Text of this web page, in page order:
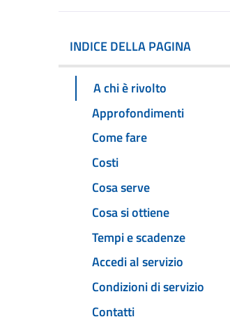
INDICE DELLA PAGINA
A chi è rivolto
Approfondimenti
Come fare
Costi
Cosa serve
Cosa si ottiene
Tempi e scadenze
Accedi al servizio
Condizioni di servizio
Contatti